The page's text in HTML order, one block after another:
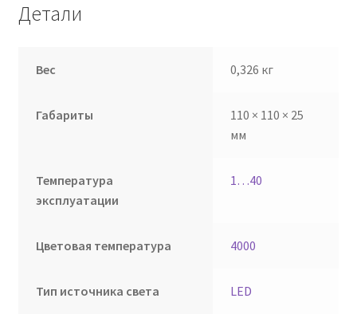
Детали
Вес 0,326 кг
Габариты
110 × 110 × 25
мм
Температура
эксплуатации
1…40
Цветовая температура 4000
Тип источника света LED